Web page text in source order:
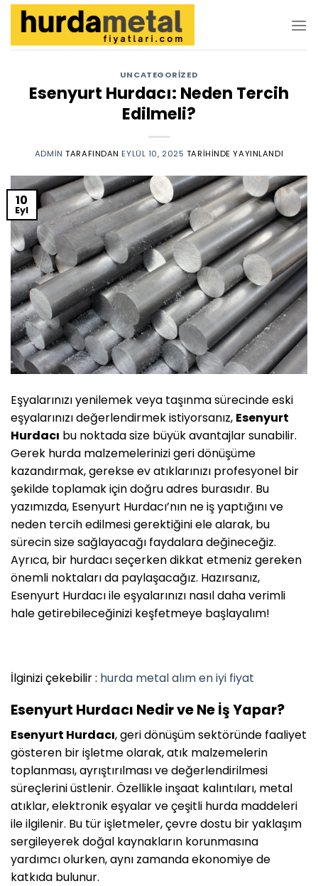
İçeriğe
UNCATEGORIZED
Esenyurt Hurdacı: Neden Tercih
Edilmeli?
ADMIN TARAFINDAN EYLÜL 10, 2025 TARIHINDE YAYINLANDI
10
Eyl
Eşyalarınızı yenilemek veya taşınma sürecinde eski
eşyalarınızı değerlendirmek istiyorsanız, Esenyurt
Hurdacı bu noktada size büyük avantajlar sunabilir.
Gerek hurda malzemelerinizi geri dönüşüme
kazandırmak, gerekse ev atıklarınızı profesyonel bir
şekilde toplamak için doğru adres burasıdır. Bu
yazımızda, Esenyurt Hurdacı’nın ne iş yaptığını ve
neden tercih edilmesi gerektiğini ele alarak, bu
sürecin size sağlayacağı faydalara değineceğiz.
Ayrıca, bir hurdacı seçerken dikkat etmeniz gereken
önemli noktaları da paylaşacağız. Hazırsanız,
Esenyurt Hurdacı ile eşyalarınızı nasıl daha verimli
hale getirebileceğinizi keşfetmeye başlayalım!
İlginizi çekebilir : hurda metal alım en iyi fiyat
Esenyurt Hurdacı Nedir ve Ne İş Yapar?
Esenyurt Hurdacı, geri dönüşüm sektöründe faaliyet
gösteren bir işletme olarak, atık malzemelerin
toplanması, ayrıştırılması ve değerlendirilmesi
süreçlerini üstlenir. Özellikle inşaat kalıntıları, metal
atıklar, elektronik eşyalar ve çeşitli hurda maddeleri
ile ilgilenir. Bu tür işletmeler, çevre dostu bir yaklaşım
sergileyerek doğal kaynakların korunmasına
yardımcı olurken, aynı zamanda ekonomiye de
katkıda bulunur.